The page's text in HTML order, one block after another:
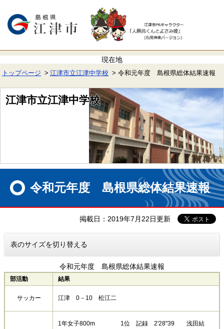
で
ば
本トップページ 江津市立江津中学校 令和元年度 島根県総体結果速報
江津市立江津中学校
令和元年度 島根県総体結果速報
掲載日：2019年7月22日更新
表のサイズを切り替える
部活動 結果
令和元年度 島根県総体結果速報
サッカー 江津 0－10 松江二
1年女子800m 1位 記録 2'28"39 浅田結